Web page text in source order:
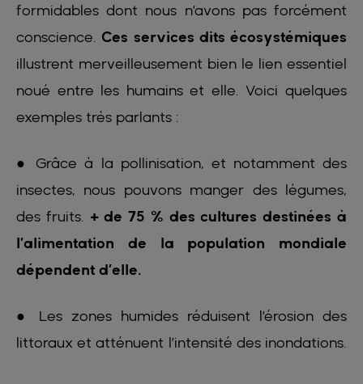
formidables dont nous n’avons pas forcément
conscience. Ces services dits écosystémiques
illustrent merveilleusement bien le lien essentiel
noué entre les humains et elle. Voici quelques
exemples très parlants :
● Grâce à la pollinisation, et notamment des
insectes, nous pouvons manger des légumes,
des fruits. + de 75 % des cultures destinées à
l’alimentation de la population mondiale
dépendent d’elle.
● Les zones humides réduisent l’érosion des
littoraux et atténuent l’intensité des inondations.